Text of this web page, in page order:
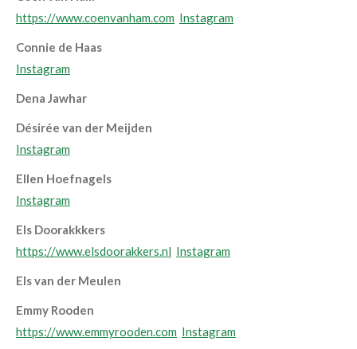
https://www.coenvanham.com Instagram
Connie de Haas
Instagram
Dena Jawhar
Désirée van der Meijden
Instagram
Ellen Hoefnagels
Instagram
Els Doorakkkers
https://www.elsdoorakkers.nl Instagram
Els van der Meulen
Emmy Rooden
https://www.emmyrooden.com Instagram